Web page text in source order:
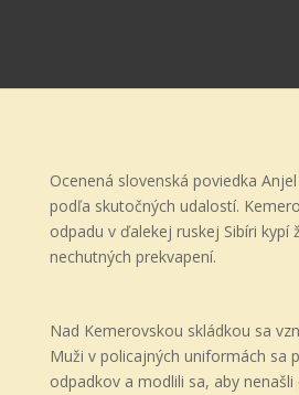
Ocenená slovenská poviedka
podľa skutočných udalostí.
odpadu v ďalekej ruskej Sibíri kypí
nechutných prekvapení.
Nad Kemerovskou skládkou sa
Muži v policajných uniformách sa
odpadkov a modlili sa, aby nenašli